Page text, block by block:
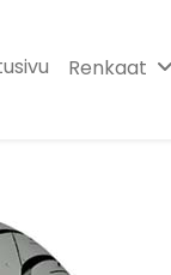
Renkaat